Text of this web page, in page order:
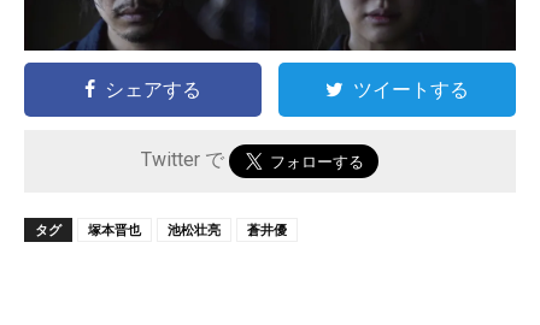
シェアする ツイートする
Twitter で
タグ 塚本晋也 池松壮亮 蒼井優